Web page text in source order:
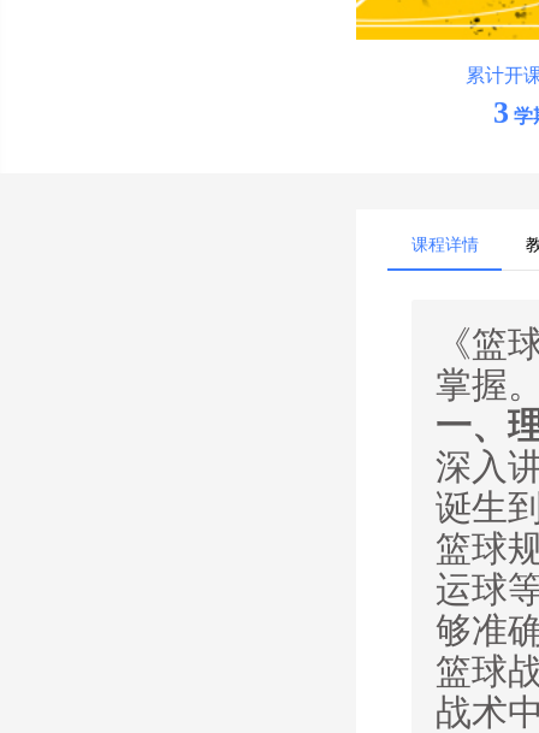
累计开
3 学
课程详情
《篮
掌握
一、
深入
诞生
篮球
运球
够准
篮球
战术